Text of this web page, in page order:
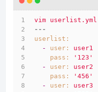
vim userlist.yml
---
userlist:
-
user:
user1
pass:
'123'
-
user:
user2
pass:
'456'
-
user:
user3